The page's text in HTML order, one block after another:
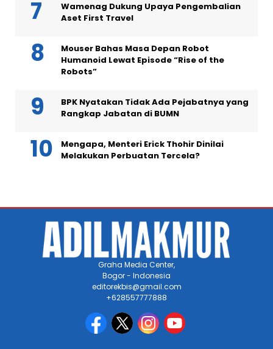
Wamenag Dukung Upaya Pengembalian
Aset First Travel
Mouser Bahas Masa Depan Robot
Humanoid Lewat Episode “Rise of the
Robots”
BPK Nyatakan Tidak Ada Pejabatnya yang
Rangkap Jabatan di BUMN
Mengapa, Menteri Erick Thohir Dinilai
Melakukan Perbuatan Tercela?
Graha Media Center,
Bogor - Indonesia
editorekbis@gmail.com
+628557777888